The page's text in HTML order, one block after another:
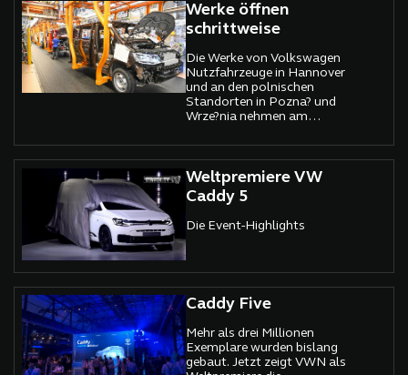
Werke öffnen
schrittweise
Die Werke von Volkswagen
Nutzfahrzeuge in Hannover
und an den polnischen
Standorten in Pozna? und
Wrze?nia nehmen am
fünfwöchiger
Produktionsruhe mit
reduzierten Kapazitäten
schrittweise die Produktion
wieder auf.
Weltpremiere VW
Caddy 5
Die Event-Highlights
Caddy Five
Mehr als drei Millionen
Exemplare wurden bislang
gebaut. Jetzt zeigt VWN als